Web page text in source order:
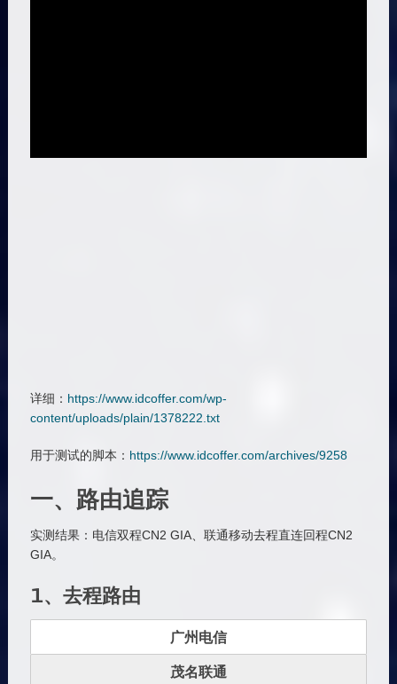
详细： https://www.idcoffer.com/wp-
content/uploads/plain/1378222.txt
用于测试的脚本： https://www.idcoffer.com/archives/9258
一、路由追踪
实测结果：电信双程CN2 GIA、联通移动去程直连回程CN2
GIA。
1、去程路由
广州电信
茂名联通